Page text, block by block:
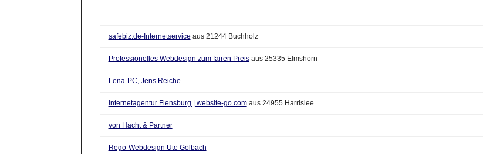
safebiz.de-Internetservice aus 21244 Buchholz
Professionelles Webdesign zum fairen Preisaus 25335 Elmshorn
Lena-PC, Jens Reiche
Internetagentur Flensburg | website-go.comaus 24955 Harrislee
von Hacht & Partner
Rego-Webdesign Ute Golbach